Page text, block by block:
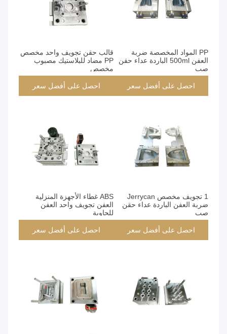
PP المواد المخصصة ضربة
العفن 500ml الباردة عداء حقن
صب
احصل على أفضل سعر
قالب حقن تجويف واحد مخصص
PP مضاد للبلاستيك مصبوب
مخصص
احصل على أفضل سعر
1 تجويف مخصص Jerrycan
ضربة العفن الباردة عداء حقن
صب
احصل على أفضل سعر
ABS غطاء الأجهزة المنزلية
العفن تجويف واحد العفن
للحاوية
احصل على أفضل سعر